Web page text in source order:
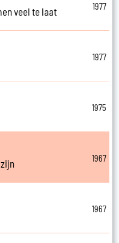
veel te laat
1977
1977
1975
1967
1967